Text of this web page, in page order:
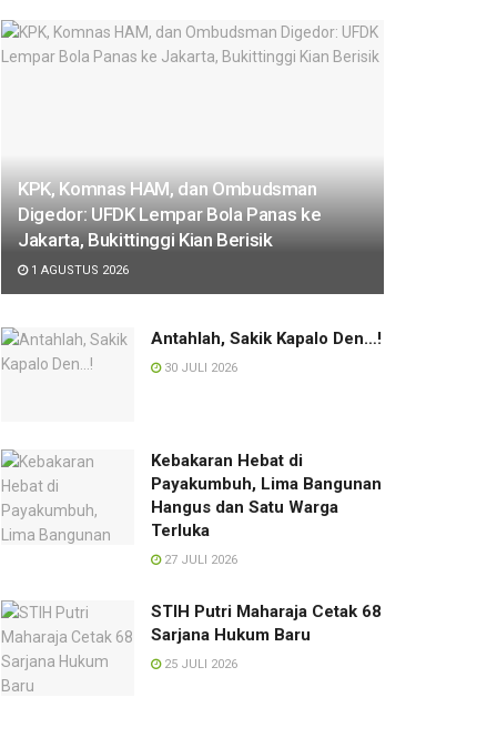
KPK, Komnas HAM, dan Ombudsman
Digedor: UFDK Lempar Bola Panas ke
Jakarta, Bukittinggi Kian Berisik
1 AGUSTUS 2026
Antahlah, Sakik Kapalo Den…!
30 JULI 2026
Kebakaran Hebat di
Payakumbuh, Lima Bangunan
Hangus dan Satu Warga
Terluka
27 JULI 2026
STIH Putri Maharaja Cetak 68
Sarjana Hukum Baru
25 JULI 2026